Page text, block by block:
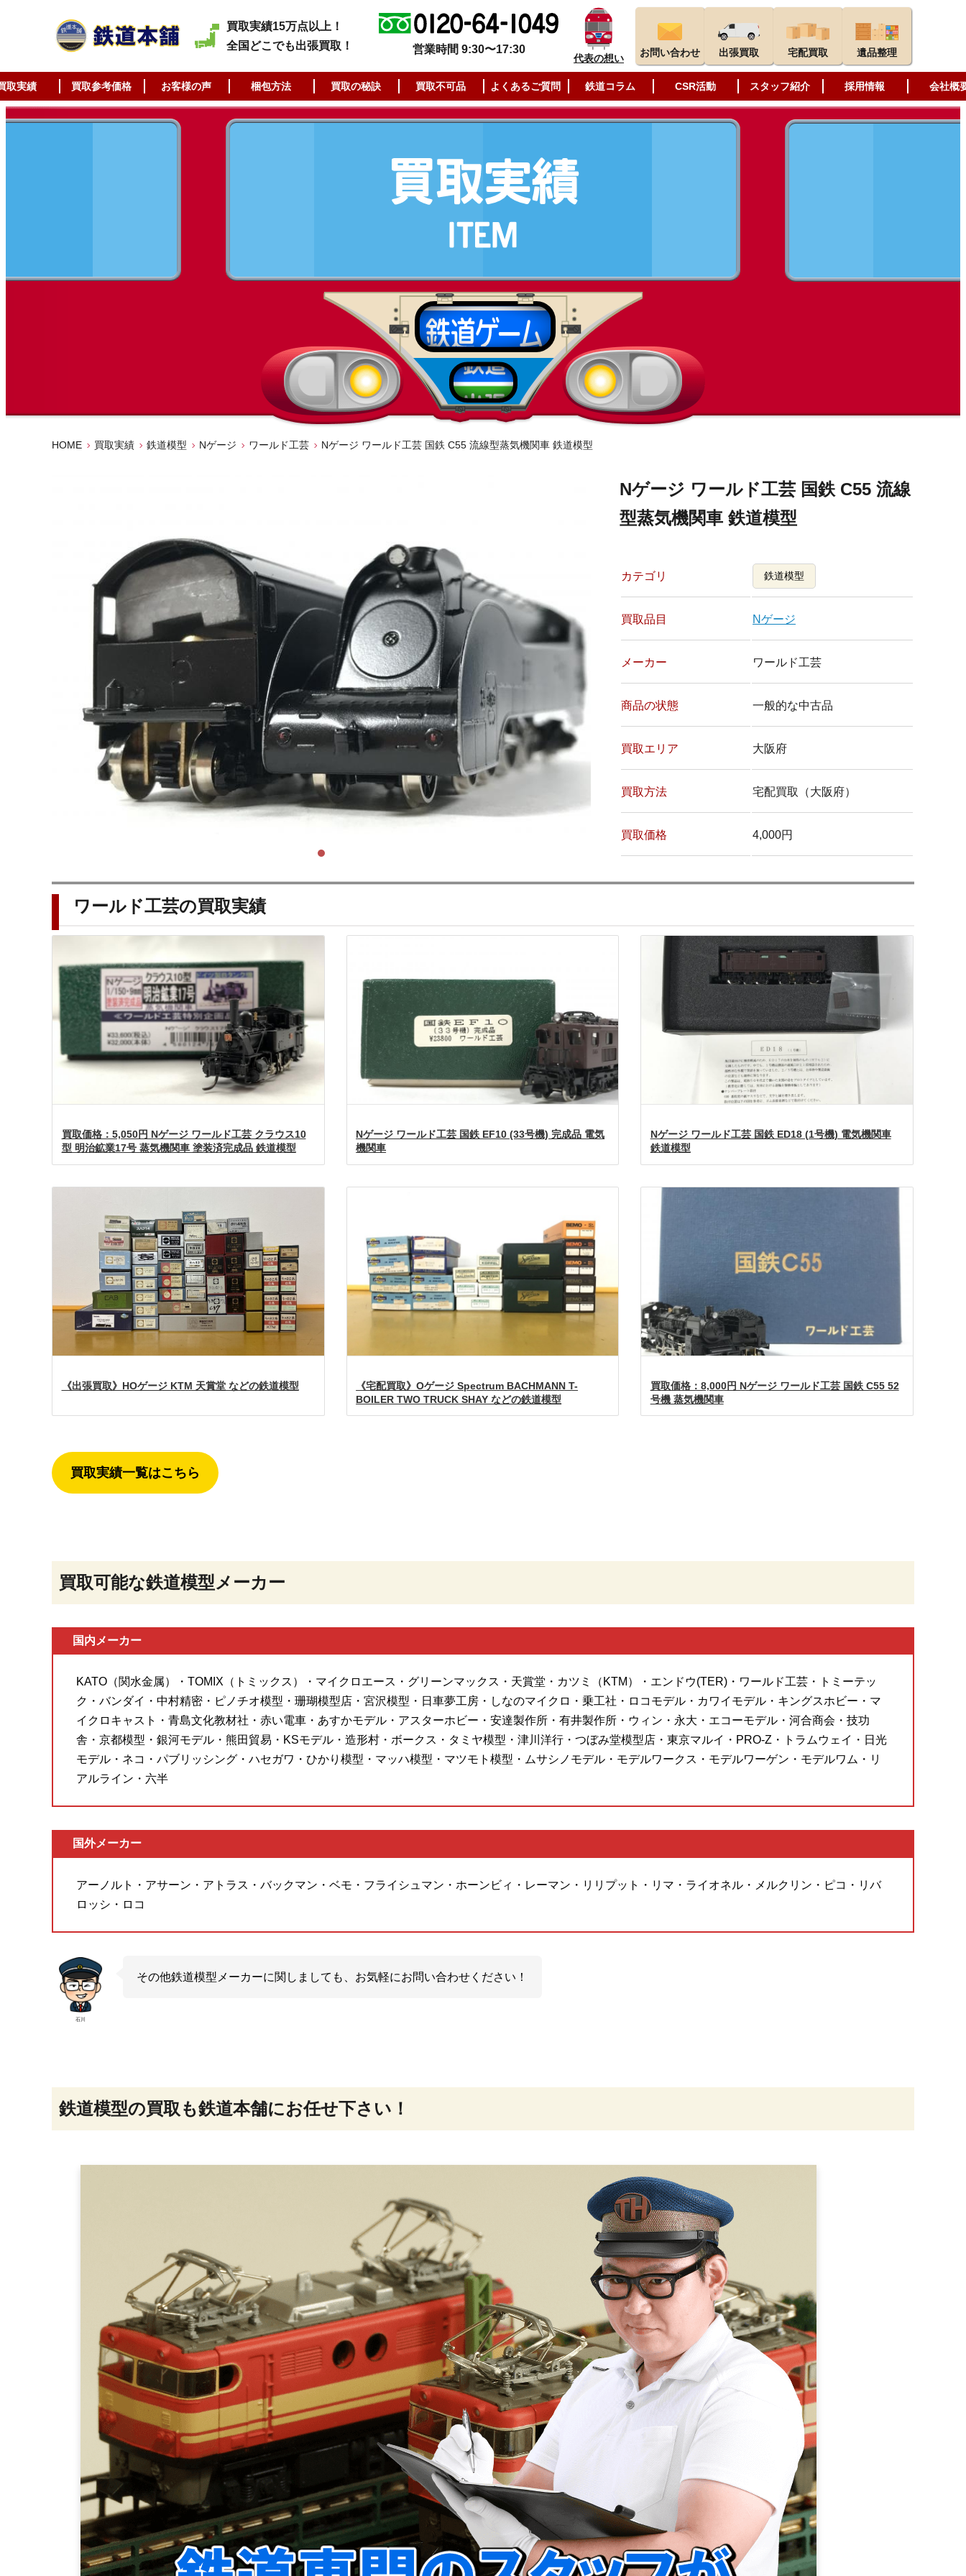
買取実績15万点以上！
全国どこでも出張買取！
営業時間 9:30〜17:30
代表の想い お問い合わせ 出張買取 宅配買取 遺品整理
取実績 買取参考価格 お客様の声 梱包方法 買取の秘訣 買取不可品 よくあるご質問 鉄道コラム CSR活動 スタッフ紹介 採用情報 会社概
HOME 買取実績 鉄道模型 Nゲージ ワールド工芸 Nゲージ ワールド工芸 国鉄 C55 流線型蒸気機関車 鉄道模型
Nゲージ ワールド工芸 国鉄 C55 流線
型蒸気機関車 鉄道模型
カテゴリ 鉄道模型
買取品目 Nゲージ
メーカー ワールド工芸
商品の状態 一般的な中古品
買取エリア 大阪府
買取方法 宅配買取（大阪府）
買取価格 4,000円
ワールド工芸の買取実績
買取価格：5,050円 Nゲージ ワールド工芸 クラウス10
型 明治鉱業17号 蒸気機関車 塗装済完成品 鉄道模型
Nゲージ ワールド工芸 国鉄 EF10 (33号機) 完成品 電気
機関車
Nゲージ ワールド工芸 国鉄 ED18 (1号機) 電気機関車
鉄道模型
《出張買取》HOゲージ KTM 天賞堂 などの鉄道模型
《宅配買取》Oゲージ Spectrum BACHMANN T-
BOILER TWO TRUCK SHAY などの鉄道模型
買取価格：8,000円 Nゲージ ワールド工芸 国鉄 C55 52
号機 蒸気機関車
買取実績一覧はこちら
買取可能な鉄道模型メーカー
国内メーカー
KATO（関水金属）・TOMIX（トミックス）・マイクロエース・グリーンマックス・天賞堂・カツミ（KTM）・エンドウ(TER)・ワールド工芸・トミーテッ
ク・バンダイ・中村精密・ピノチオ模型・珊瑚模型店・宮沢模型・日車夢工房・しなのマイクロ・乗工社・ロコモデル・カワイモデル・キングスホビー・マ
イクロキャスト・青島文化教材社・赤い電車・あすかモデル・アスターホビー・安達製作所・有井製作所・ウィン・永大・エコーモデル・河合商会・技功
舎・京都模型・銀河モデル・熊田貿易・KSモデル・造形村・ボークス・タミヤ模型・津川洋行・つぼみ堂模型店・東京マルイ・PRO-Z・トラムウェイ・日光
モデル・ネコ・パブリッシング・ハセガワ・ひかり模型・マッハ模型・マツモト模型・ムサシノモデル・モデルワークス・モデルワーゲン・モデルワム・リ
アルライン・六半
国外メーカー
アーノルト・アサーン・アトラス・バックマン・ベモ・フライシュマン・ホーンビィ・レーマン・リリプット・リマ・ライオネル・メルクリン・ピコ・リバ
ロッシ・ロコ
石川
その他鉄道模型メーカーに関しましても、お気軽にお問い合わせください！
鉄道模型の買取も鉄道本舗にお任せ下さい！